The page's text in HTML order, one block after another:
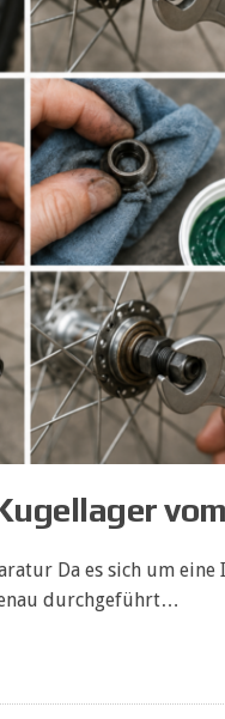
Da es sich um
durchgeführt…